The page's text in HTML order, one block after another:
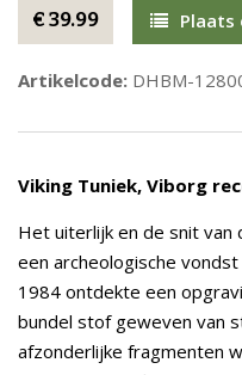
€ 39.99 Plaats
Artikelcode: DHBM-
Viking Tuniek, Viborg
Het uiterlijk en de snit van
een archeologische
1984 ontdekte een
bundel stof geweven van
afzonderlijke fragmenten